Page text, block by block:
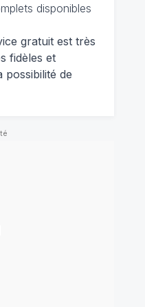
disponibles
gratuit est très
fidèles et
possibilité de